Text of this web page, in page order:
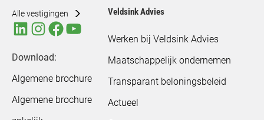
Alle vestigingen
Download:
Algemene brochure
Algemene brochure
Veldsink Advies
Werken bij Veldsink Advies
Maatschappelijk ondernemen
Transparant beloningsbeleid
Actueel